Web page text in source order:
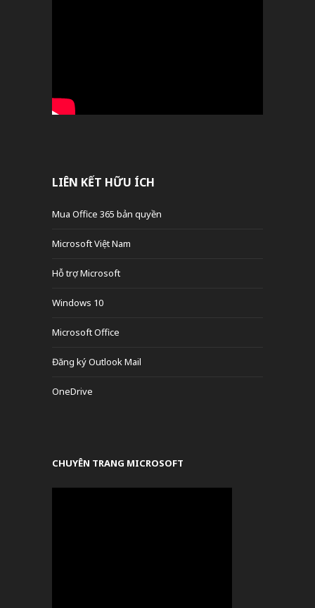
LIÊN KẾT HỮU ÍCH
Mua Office 365 bản quyền
Microsoft Việt Nam
Hỗ trợ Microsoft
Windows 10
Microsoft Office
Đăng ký Outlook Mail
OneDrive
CHUYÊN TRANG MICROSOFT